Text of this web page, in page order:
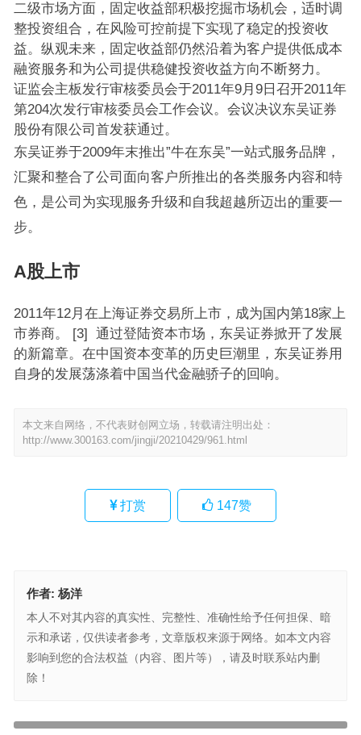
二级市场方面，固定收益部积极挖掘市场机会，适时调
整投资组合，在风险可控前提下实现了稳定的投资收
益。纵观未来，固定收益部仍然沿着为客户提供低成本
融资服务和为公司提供稳健投资收益方向不断努力。
证监会主板发行审核委员会于2011年9月9日召开2011年
第204次发行审核委员会工作会议。会议决议东吴证券
股份有限公司首发获通过。
东吴证券于2009年末推出”牛在东吴”一站式服务品牌，
汇聚和整合了公司面向客户所推出的各类服务内容和特
色，是公司为实现服务升级和自我超越所迈出的重要一
步。
A股上市
2011年12月在上海证券交易所上市，成为国内第18家上
市券商。 [3] 通过登陆资本市场，东吴证券掀开了发展
的新篇章。在中国资本变革的历史巨潮里，东吴证券用
自身的发展荡涤着中国当代金融骄子的回响。
本文来自网络，不代表财创网立场，转载请注明出处：
http://www.300163.com/jingji/20210429/961.html
打赏 147赞
作者: 杨洋
本人不对其内容的真实性、完整性、准确性给予任何担保、暗
示和承诺，仅供读者参考，文章版权来源于网络。如本文内容
影响到您的合法权益（内容、图片等），请及时联系站内删
除！